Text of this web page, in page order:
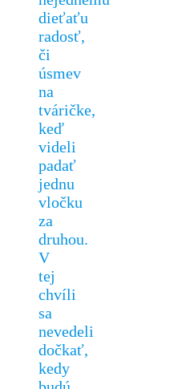
dieťaťu
radosť,
či
úsmev
na
tváričke,
keď
videli
padať
jednu
vločku
za
druhou.
V
tej
chvíli
sa
nevedeli
dočkať,
kedy